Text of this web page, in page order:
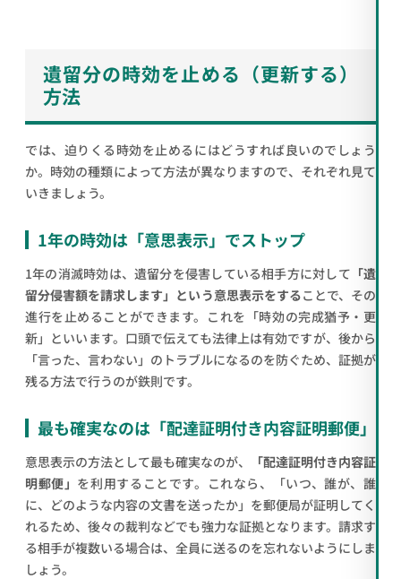
遺留分の時効を止める（更新する）
方法
では、迫りくる時効を止めるにはどうすれば良いのでしょう
か。時効の種類によって方法が異なりますので、それぞれ見て
いきましょう。
1年の時効は「意思表示」でストップ
1年の消滅時効は、遺留分を侵害している相手方に対して 「遺
留分侵害額を請求します」という意思表示をすることで、その
進行を止めることができます。これを「時効の完成猶予・更
新」といいます。口頭で伝えても法律上は有効ですが、後から
「言った、言わない」のトラブルになるのを防ぐため、証拠が
残る方法で行うのが鉄則です。
最も確実なのは「配達証明付き内容証明郵便」
意思表示の方法として最も確実なのが、
「配達証明付き内容証
明郵便」 を利用することです。これなら、「いつ、誰が、誰
に、どのような内容の文書を送ったか」を郵便局が証明してく
れるため、後々の裁判などでも強力な証拠となります。請求す
る相手が複数いる場合は、全員に送るのを忘れないようにしま
しょう。